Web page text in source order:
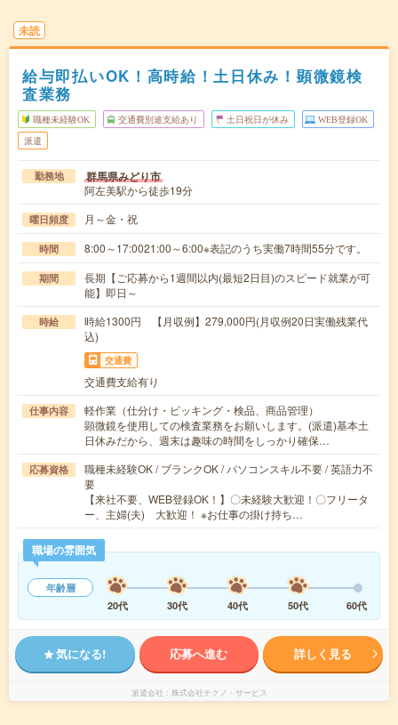
未読
給与即払いOK！高時給！土日休み！顕微鏡検
査業務
職種未経験OK 交通費別途支給あり 土日祝日が休み WEB登録OK
派遣
勤務地 群馬県みどり市
阿左美駅から徒歩19分
曜日頻度 月～金・祝
時間 8:00～17:0021:00～6:00※表記のうち実働7時間55分です。
期間
長期【ご応募から1週間以内(最短2日目)のスピード就業が可
能】即日～
時給
時給1300円 【月収例】279,000円(月収例20日実働残業代
込)
交通費
交通費支給有り
仕事内容
軽作業（仕分け・ピッキング・検品、商品管理）
顕微鏡を使用しての検査業務をお願いします。(派遣)基本土
日休みだから、週末は趣味の時間をしっかり確保…
応募資格
職種未経験OK / ブランクOK / パソコンスキル不要 / 英語力不
要
【来社不要、WEB登録OK！】〇未経験大歓迎！〇フリータ
ー、主婦(夫) 大歓迎！ ※お仕事の掛け持ち…
職場の雰囲気
年齢層
20代
30代 40代 50代 60代
気になる! 応募へ進む 詳しく見る
派遣会社 株式会社テクノ・サービス